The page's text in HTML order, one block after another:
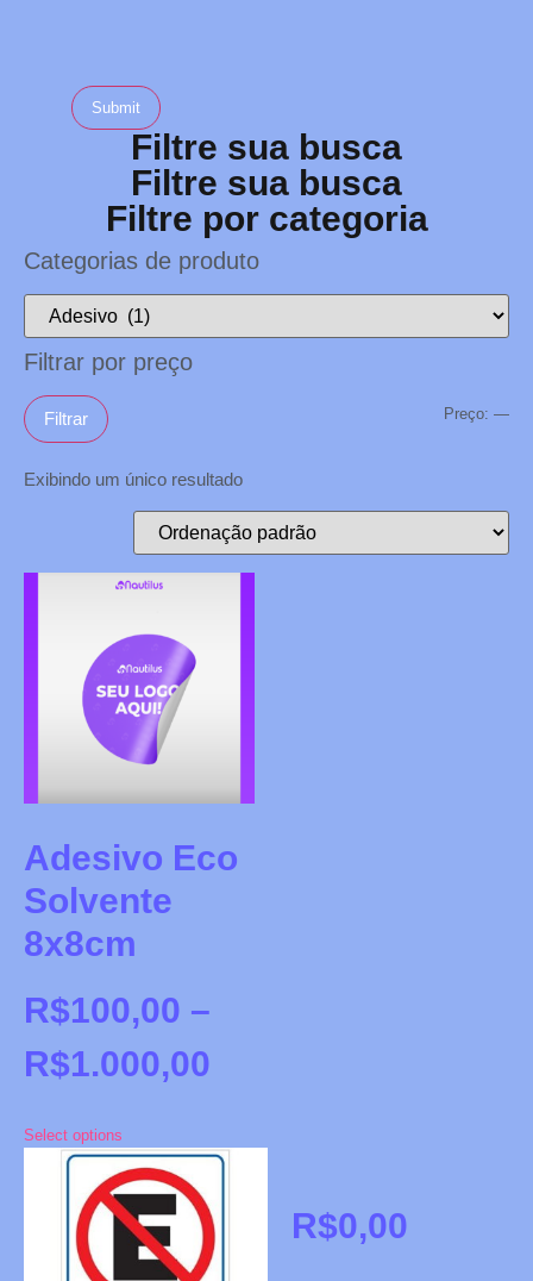
Filtre sua busca
Filtre sua busca
Filtre por categoria
Categorias de produto
Filtrar por preço
Filtrar Preço: —
Exibindo um único resultado
Adesivo Eco
Solvente
8x8cm
R$100,00 –
R$1.000,00
Select options
R$0,00